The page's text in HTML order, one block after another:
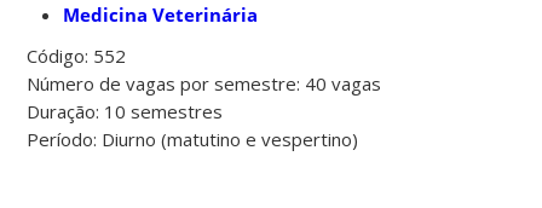
Medicina Veterinária
Código: 552
Número de vagas por semestre: 40 vagas
Duração: 10 semestres
Período: Diurno (matutino e vespertino)